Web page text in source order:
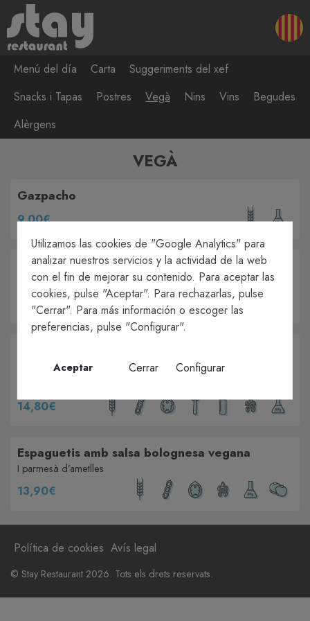
Menú del día Carta
Suggeriments del xef
Snacks i Tapas
Postres Vegà Nins Vins
Begudes
Alèrgens
VEGÀ
Gazpacho
9,00€
Curry tailandés de cigrons
I verdures amb llet de coco i arròs
15,80€
maionesa de miso
14,80€
Espaguetis amb salsa bolognesa vegana
I parmesà d’ametlles
13,90€
Política de cookies Avís legal
© Stay Restaurant 2026. Tots els drets reservats.
Utilizamos las cookies de "Google Analytics" para
analizar nuestros servicios y la actividad de la web
con el fin de mejorar su contenido. Para aceptar las
cookies, pulse "Aceptar". Para rechazarlas, pulse
"Cerrar". Para más información o escoger las
preferencias, pulse "Configurar".
Aceptar Cerrar Configurar